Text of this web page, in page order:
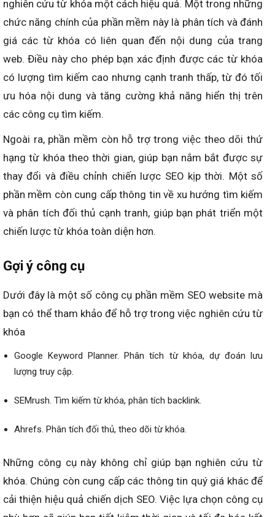
nghiên cứu từ khóa một cách hiệu quả. Một trong những
chức năng chính của phần mềm này là phân tích và đánh
giá các từ khóa có liên quan đến nội dung của trang
web. Điều này cho phép bạn xác định được các từ khóa
có lượng tìm kiếm cao nhưng cạnh tranh thấp, từ đó tối
ưu hóa nội dung và tăng cường khả năng hiển thị trên
các công cụ tìm kiếm.
Ngoài ra, phần mềm còn hỗ trợ trong việc theo dõi thứ
hạng từ khóa theo thời gian, giúp bạn nắm bắt được sự
thay đổi và điều chỉnh chiến lược SEO kịp thời. Một số
phần mềm còn cung cấp thông tin về xu hướng tìm kiếm
và phân tích đối thủ cạnh tranh, giúp bạn phát triển một
chiến lược từ khóa toàn diện hơn.
Gợi ý công cụ
Dưới đây là một số công cụ phần mềm SEO website mà
bạn có thể tham khảo để hỗ trợ trong việc nghiên cứu từ
khóa
Google Keyword Planner. Phân tích từ khóa, dự đoán lưu
lượng truy cập.
SEMrush. Tìm kiếm từ khóa, phân tích backlink.
Ahrefs. Phân tích đối thủ, theo dõi từ khóa.
Những công cụ này không chỉ giúp bạn nghiên cứu từ
khóa. Chúng còn cung cấp các thông tin quý giá khác để
cải thiện hiệu quả chiến dịch SEO. Việc lựa chọn công cụ